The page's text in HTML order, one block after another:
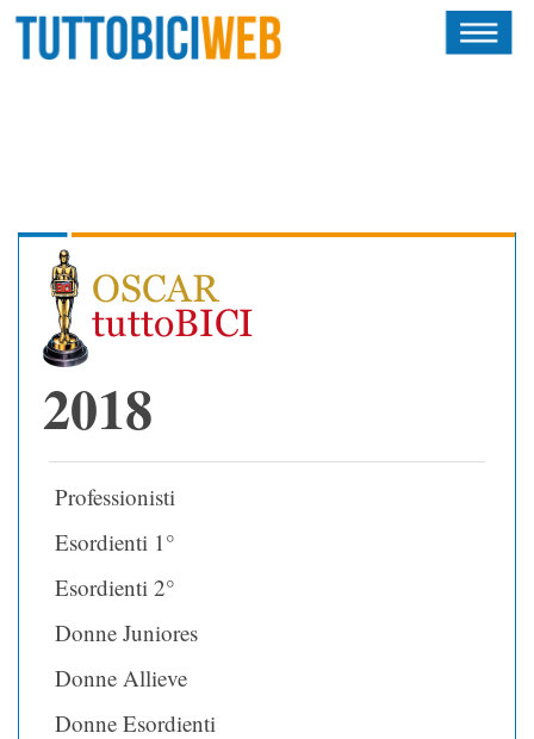
ATLETI
CALENDARIO
OSCAR
ALBI D'ORO
2018
Professionisti
Esordienti 1°
Esordienti 2°
Donne Juniores
Donne Allieve
Donne Esordienti